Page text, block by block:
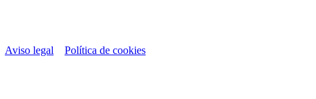
Aviso legal Política de cookies